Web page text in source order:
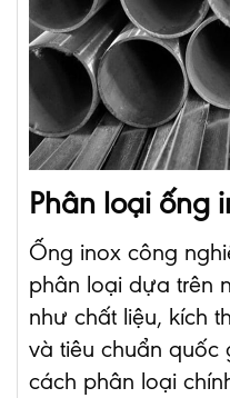
Phân loại ống
Ống inox công
phân loại dựa trên
như chất liệu, kích
và tiêu chuẩn
cách phân loại